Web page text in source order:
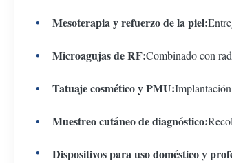
Mesoterapia y refuerzo de la piel:
Microagujas de RF:Combinado con
Tatuaje cosmético y PMU:
Muestreo cutáneo de diagnóstico:
Dispositivos para uso doméstico y